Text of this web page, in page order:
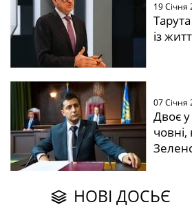
19 Січня
із
07 Січня
Двоє
НОВІ ДОСЬЄ